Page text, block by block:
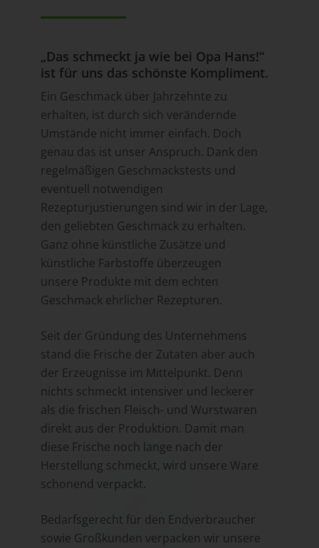
„Das schmeckt ja wie bei Opa Hans!“
ist für uns das schönste Kompliment.
Ein Geschmack über Jahrzehnte zu
erhalten, ist durch sich verändernde
Umstände nicht immer einfach. Doch
genau das ist unser Anspruch. Dank den
regelmäßigen Geschmackstests und
eventuell notwendigen
Rezepturjustierungen sind wir in der Lage,
den geliebten Geschmack zu erhalten.
Ganz ohne künstliche Zusätze und
künstliche Farbstoffe überzeugen
unsere Produkte mit dem echten
Geschmack ehrlicher Rezepturen.
Seit der Gründung des Unternehmens
stand die Frische der Zutaten aber auch
der Erzeugnisse im Mittelpunkt. Denn
nichts schmeckt intensiver und leckerer
als die frischen Fleisch- und Wurstwaren
direkt aus der Produktion. Damit man
diese Frische noch lange nach der
Herstellung schmeckt, wird unsere Ware
schonend verpackt.
Bedarfsgerecht für den Endverbraucher
sowie Großkunden verpacken wir unsere